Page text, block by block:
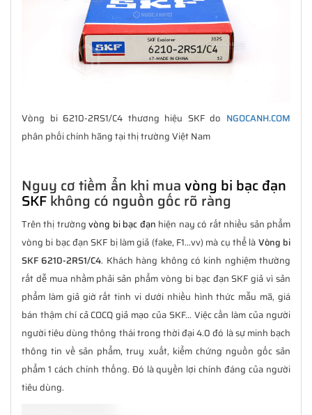
Vòng bi 6210-2RS1/C4 thương hiệu SKF do NGOCANH.COM
phân phối chính hãng tại thị trường Việt Nam
Nguy cơ tiềm ẩn khi muavòng bi bạc đạn
SKFkhông có nguồn gốc rõ ràng
Trên thị trườngvòng bi bạc đạn hiện nay có rất nhiều sản phẩm
vòng bi bạc đạn SKF bị làm giả (fake, F1...vv) mà cụ thể làVòng bi
SKF 6210-2RS1/C4. Khách hàng không có kinh nghiệm thường
rất dễ mua nhầm phải sản phẩm vòng bi bạc đạn SKF giả vì sản
phẩm làm giả giờ rất tinh vi dưới nhiều hình thức mẫu mã, giá
bán thậm chí cả COCQ giả mạo của SKF... Việc cần làm của người
người tiêu dùng thông thái trong thời đại 4.0 đó là sự minh bạch
thông tin về sản phẩm, truy xuất, kiểm chứng nguồn gốc sản
phẩm 1 cách chính thống. Đó là quyền lợi chính đáng của người
tiêu dùng.